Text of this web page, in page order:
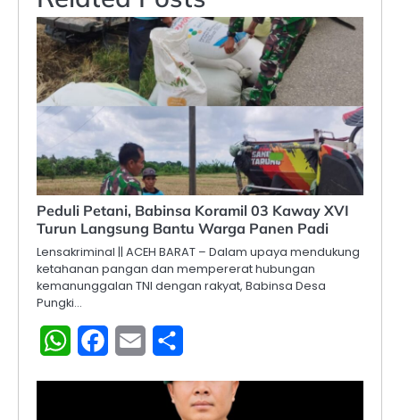
Peduli Petani, Babinsa Koramil 03 Kaway XVI
Turun Langsung Bantu Warga Panen Padi
Lensakriminal || ACEH BARAT – Dalam upaya mendukung
ketahanan pangan dan mempererat hubungan
kemanunggalan TNI dengan rakyat, Babinsa Desa
Pungki…
WhatsAppFacebook
Email